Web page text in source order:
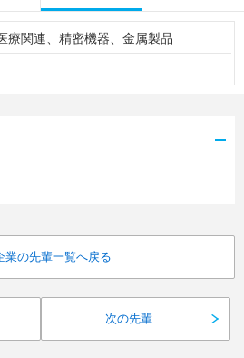
療関連 精密機器 金属製品
業の先輩一覧へ戻る
次の先輩